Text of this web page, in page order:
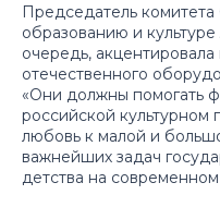
Председатель
образованию и культуре
очередь,
отечественного
«Они должны помогать
российской культурном
любовь к малой и
важнейших задач
детства на современном